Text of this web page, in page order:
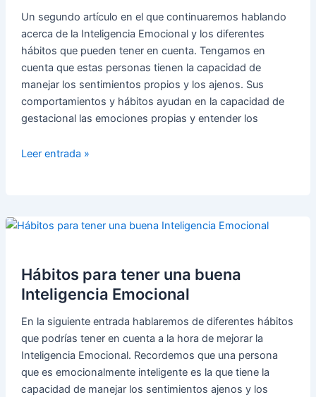
Un segundo artículo en el que continuaremos hablando
acerca de la Inteligencia Emocional y los diferentes
hábitos que pueden tener en cuenta. Tengamos en
cuenta que estas personas tienen la capacidad de
manejar los sentimientos propios y los ajenos. Sus
comportamientos y hábitos ayudan en la capacidad de
gestacional las emociones propias y entender los
Hábitos
buena
(Parte
II)
Leer entrada »
Hábitos para tener una buena
Inteligencia Emocional
En la siguiente entrada hablaremos de diferentes hábitos
que podrías tener en cuenta a la hora de mejorar la
Inteligencia Emocional. Recordemos que una persona
que es emocionalmente inteligente es la que tiene la
capacidad de manejar los sentimientos ajenos y los